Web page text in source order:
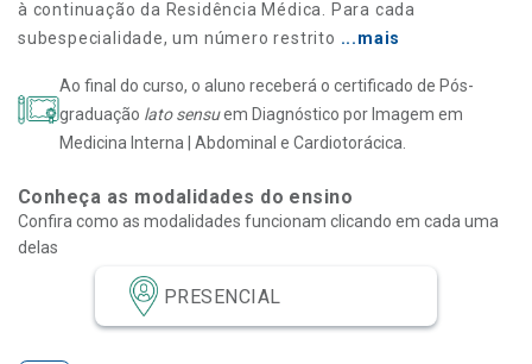
à continuação da Residência Médica. Para cada
subespecialidade, um número restrito ...mais
Ao final do curso, o aluno receberá o certificado de Pós-
graduação lato sensuem Diagnóstico por Imagem em
Medicina Interna | Abdominal e Cardiotorácica.
Conheça as modalidades do ensino
PRESENCIAL
Confira como as modalidades funcionam clicando em cada uma
delas